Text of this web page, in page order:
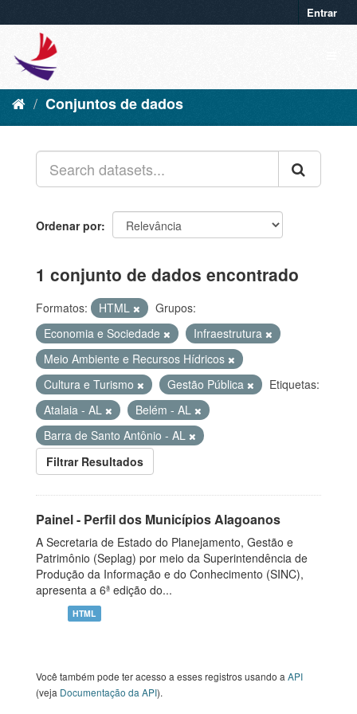
Entrar
Conjuntos de dados
Ordenar por
1 conjunto de dados encontrado
Formatos: HTML
Grupos:
Economia e Sociedade
Infraestrutura
Meio Ambiente e Recursos Hídricos
Cultura e Turismo
Gestão Pública
Etiquetas:
Atalaia - AL
Belém - AL
Barra de Santo Antônio - AL
Filtrar Resultados
Painel - Perfil dos Municípios Alagoanos
A Secretaria de Estado do Planejamento, Gestão e
Patrimônio (Seplag) por meio da Superintendência de
Produção da Informação e do Conhecimento (SINC),
apresenta a 6ª edição do...
HTML
Você também pode ter acesso a esses registros usando a API
(veja Documentação da API).